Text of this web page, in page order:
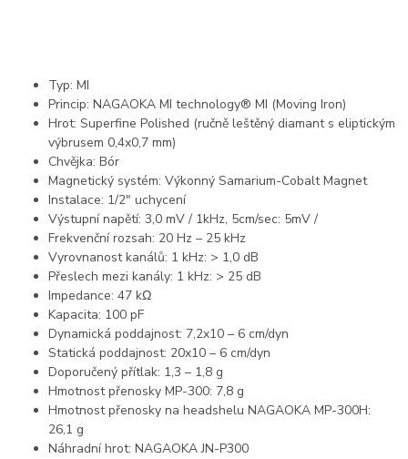
Typ: MI
Princip: NAGAOKA MI technology® MI (Moving Iron)
Hrot: Superfine Polished (ručně leštěný diamant s eliptickým
výbrusem 0,4x0,7 mm)
Chvějka: Bór
Magnetický systém: Výkonný Samarium-Cobalt Magnet
Instalace: 1/2″ uchycení
Výstupní napětí: 3,0 mV / 1kHz, 5cm/sec: 5mV /
Frekvenční rozsah: 20 Hz – 25 kHz
Vyrovnanost kanálů: 1 kHz: > 1,0 dB
Přeslech mezi kanály: 1 kHz: > 25 dB
Impedance: 47 kΩ
Kapacita: 100 pF
Dynamická poddajnost: 7,2x10 – 6 cm/dyn
Statická poddajnost: 20x10 – 6 cm/dyn
Doporučený přítlak: 1,3 – 1,8 g
Hmotnost přenosky MP-300: 7,8 g
Hmotnost přenosky na headshelu NAGAOKA MP-300H:
26,1 g
Náhradní hrot: NAGAOKA JN-P300